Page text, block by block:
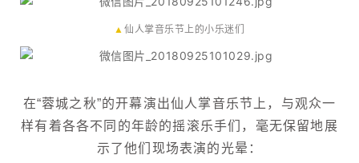
▲ 仙人掌音乐节上的小乐迷们
在“蓉城之秋”的开幕演出仙人掌音乐节上，与观众一
样有着各各不同的年龄的摇滚乐手们，毫无保留地展
示了他们现场表演的光晕：